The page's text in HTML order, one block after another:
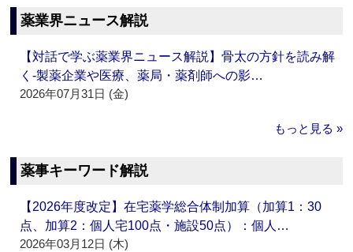
薬業界ニュース解説
【対話で学ぶ薬業界ニュース解説】骨太の方針を読み解
く‐製薬企業や医療、薬局・薬剤師への影…
2026年07月31日 (金)
もっと見る »
薬事キーワード解説
【2026年度改定】在宅薬学総合体制加算（加算1：30
点、加算2：個人宅100点・施設50点）：個人…
2026年03月12日 (木)